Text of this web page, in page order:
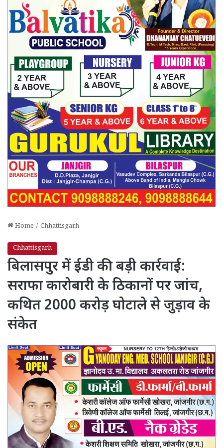
Home / Chhattisgarh
Chhattisgarh
बिलासपुर में ईडी की बड़ी कार्रवाई:
सराफा कारोबारी के ठिकानों पर जांच,
कथित 2000 करोड़ घोटाले से जुड़ाव के
संकेत